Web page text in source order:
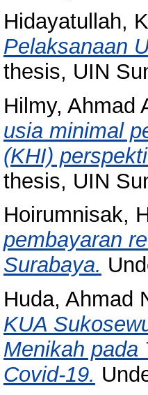
Hidayatullah,
Pelaksanaan
thesis, UIN
Hilmy, Ahmad
usia minimal
(KHI)
thesis, UIN
Hoirumnisak,
pembayaran
Surabaya.
Huda, Ahmad
KUA
Menikah pada
Covid-19.